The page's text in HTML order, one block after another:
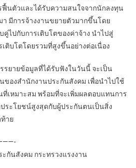
นตัวและได้รับความสนใจจากนักลงทุน
า มีการจ้างงานขยายตัวมากขึ้น​โดย
คู่ไปกับการเติบโตของค่าจ้าง นำไปสู่
ติบโตโดยรวมที่สูงขึ้นอย่างต่อเนื่อง
รยายข้อมูลที่ได้รับฟังในวันนี้ จะเป็น
ของสำนักงานประกันสังคม เพื่อนำไปใช้
เหมาะสม พร้อมที่จะเพิ่มผลตอบแทนการ
ประโยชน์สูงสุดกับผู้ประกันตนเป็นสิ่ง
าย
กันสังคม กระทรวงแรงงาน